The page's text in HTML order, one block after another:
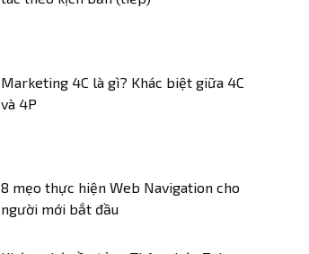
Marketing 4C là gì? Khác biệt giữa 4C
và 4P
8 mẹo thực hiện Web Navigation cho
người mới bắt đầu